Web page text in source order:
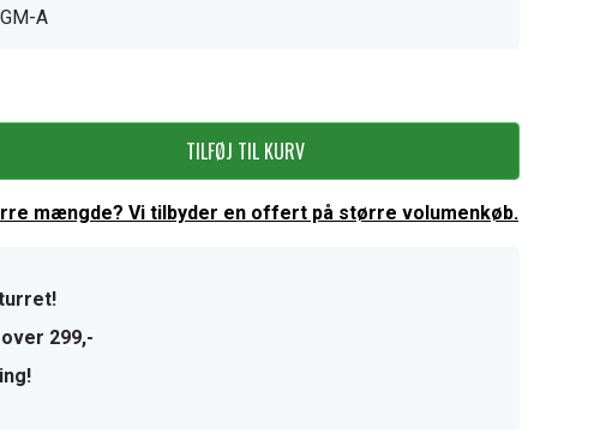
A
TILFØJ TIL KURV
mængde? Vi tilbyder en offert på større volumenkøb.
299,-